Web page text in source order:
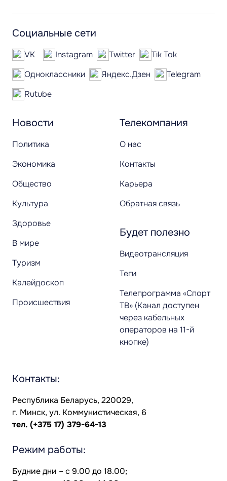
Новости
Политика
Экономика
Общество
Культура
Здоровье
В мире
Туризм
Калейдоскоп
Происшествия
Телекомпания
О нас
Контакты
Карьера
Обратная связь
Будет полезно
Видеотрансляция
Теги
Телепрограмма «Спорт
ТВ» (Канал доступен
через кабельных
операторов на 11-й
кнопке)
Социальные сети
VK Instagram Twitter
Tik Tok
Одноклассники
Яндекс.Дзен
Telegram
Rutube
Контакты:
Республика Беларусь, 220029,
г. Минск, ул. Коммунистическая, 6
тел. (+375 17) 379-64-13
Режим работы:
Будние дни – с 9.00 до 18.00;